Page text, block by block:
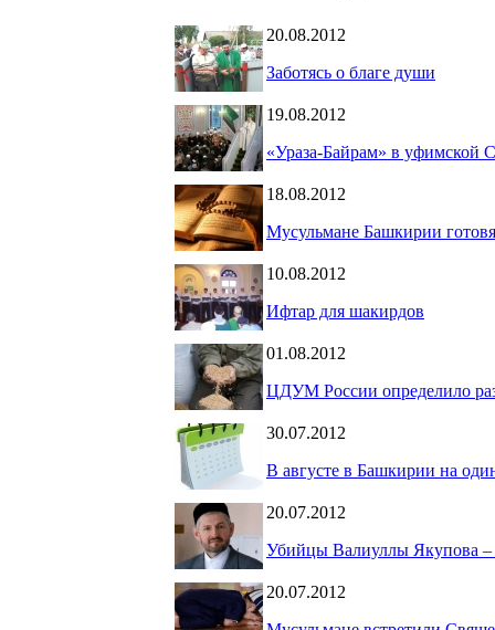
20.08.2012
Заботясь о благе души
19.08.2012
«Ураза-Байрам» в уфимской
18.08.2012
Мусульмане Башкирии
10.08.2012
Ифтар для шакирдов
01.08.2012
ЦДУМ России определило
30.07.2012
В августе в Башкирии на
20.07.2012
Убийцы Валиуллы Якупова –
20.07.2012